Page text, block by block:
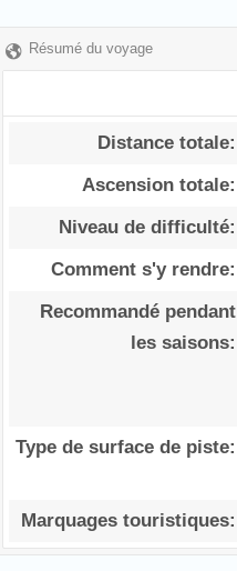
Résumé du voyage
Distance totale:
Ascension totale:
Niveau de difficulté:
Comment s'y rendre:
Recommandé pendant
les saisons:
Type de surface de piste:
Marquages touristiques: